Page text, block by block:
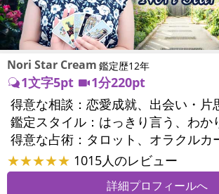
Nori Star Cream 鑑定歴12年
1文字5pt
1分220pt
得意な相談：
鑑定スタイル：
得意な占術：
★★★★★ 1015人のレビュー
詳細プロフィールへ